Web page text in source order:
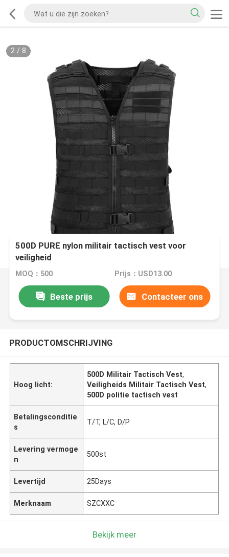
2/ 8
500D PURE nylon militair tactisch vest voor
veiligheid
MOQ：500 Prijs：USD13.00
Beste prijs Contacteer ons
PRODUCTOMSCHRIJVING
Hoog licht:
500D Militair Tactisch Vest,
Veiligheids Militair Tactisch Vest,
500D politie tactisch vest
Betalingsconditie
s
T/T, L/C, D/P
Levering vermoge
n
500st
Levertijd 25Days
Merknaam SZCXXC
Bekijk meer